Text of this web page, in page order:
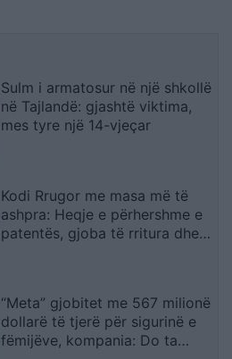
Sulm i armatosur në një shkollë
në Tajlandë: gjashtë viktima,
mes tyre një 14-vjeçar
Kodi Rrugor me masa më të
ashpra: Heqje e përhershme e
patentës, gjoba të rritura dhe
“Meta” gjobitet me 567 milionë
dollarë të tjerë për sigurinë e
fëmijëve, kompania: Do ta